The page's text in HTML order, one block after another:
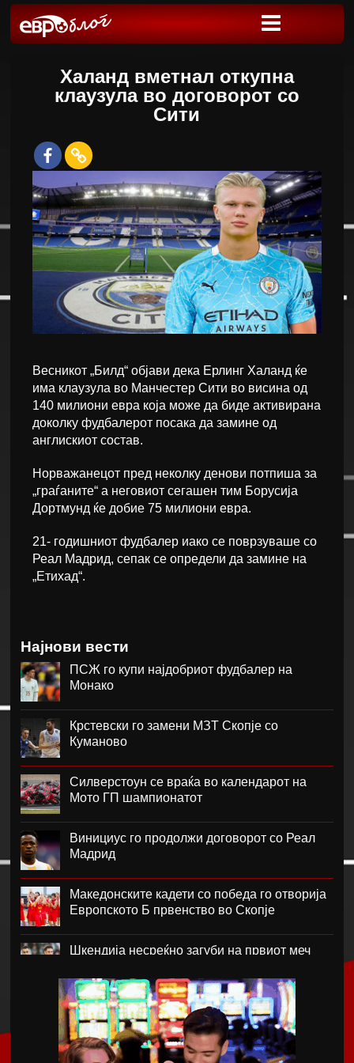
Халанд вметнал откупна
клаузула во договорот со
Сити
Весникот „Билд“ објави дека Eрлинг Халанд ќе
има клаузула во Манчестер Сити во висина од
140 милиони евра која може да биде активирана
доколку фудбалерот посака да замине од
англискиот состав.
Норважанецот пред неколку денови потпиша за
„граѓаните“ а неговиот сегашен тим Борусија
Дортмунд ќе добие 75 милиони евра.
21- годишниот фудбалер иако се поврзуваше со
Реал Мадрид, сепак се определи да замине на
„Етихад“.
Најнови вести
ПСЖ го купи најдобриот фудбалер на
Монако
Крстевски го замени МЗТ Скопје со
Куманово
Силверстоун се враќа во календарот на
Мото ГП шампионатот
Винициус го продолжи договорот со Реал
Мадрид
Македонските кадети со победа го отворија
Европското Б првенство во Скопје
Шкендија несреќно загуби на првиот меч
Реал го официјализира рекордниот
трансфер на Диоманде